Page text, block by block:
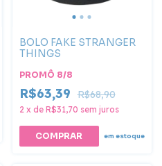
BOLO FAKE STRANGER
THINGS
PROMÔ 8/8
R$63,39 R$68,90
2 x de R$31,70 sem juros
em estoque